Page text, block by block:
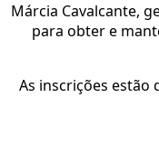
Márcia Cavalcante,
para obter e
As inscrições estão